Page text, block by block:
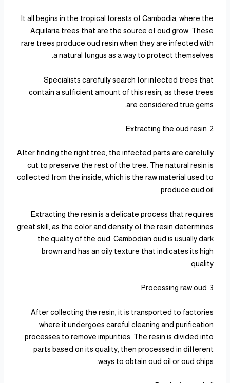
It all begins in the tropical forests of Cambodia, where the
Aquilaria trees that are the source of oud grow. These
rare trees produce oud resin when they are infected with
a natural fungus as a way to protect themselves.
Specialists carefully search for infected trees that
contain a sufficient amount of this resin, as these trees
are considered true gems.
2. Extracting the oud resin
After finding the right tree, the infected parts are carefully
cut to preserve the rest of the tree. The natural resin is
collected from the inside, which is the raw material used to
produce oud oil.
Extracting the resin is a delicate process that requires
great skill, as the color and density of the resin determines
the quality of the oud. Cambodian oud is usually dark
brown and has an oily texture that indicates its high
quality.
3. Processing raw oud
After collecting the resin, it is transported to factories
where it undergoes careful cleaning and purification
processes to remove impurities. The resin is divided into
parts based on its quality, then processed in different
ways to obtain oud oil or oud chips.